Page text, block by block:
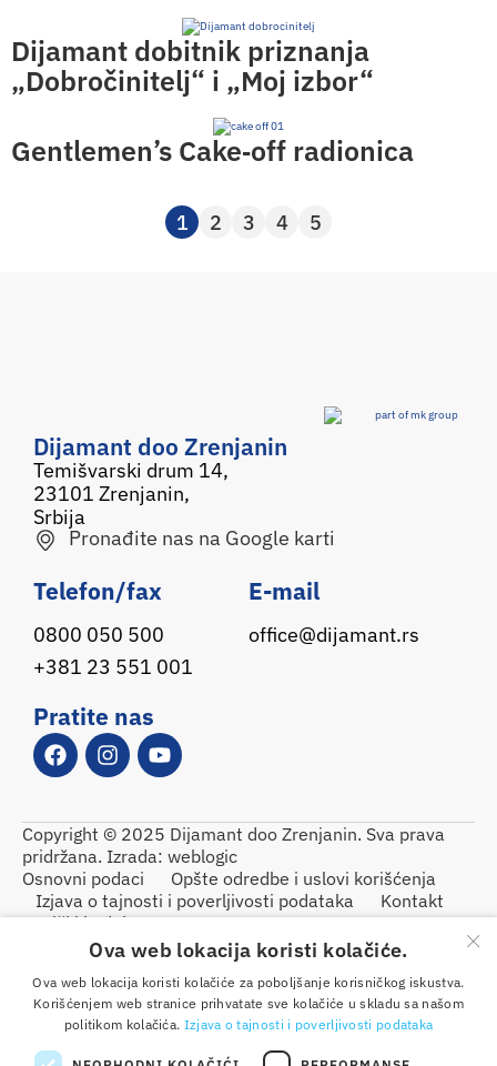
Dijamant dobitnik priznanja
„Dobročinitelj“ i „Moj izbor“
Gentlemen’s Cake‑off radionica
1 2 3 4 5
Dijamant doo Zrenjanin
Temišvarski drum 14,
23101 Zrenjanin,
Srbija
Pronađite nas na Google karti
Telefon/fax
0800 050 500
+381 23 551 001
E-mail
office@dijamant.rs
Pratite nas
Copyright © 2025 Dijamant doo Zrenjanin. Sva prava
pridržana. Izrada: weblogic
Osnovni podaci
Opšte odredbe i uslovi korišćenja
Izjava o tajnosti i poverljivosti podataka
Kontakt
Etički kodeks
×
Ova web lokacija koristi kolačiće.
Ova web lokacija koristi kolačiće za poboljšanje korisničkog iskustva.
Korišćenjem web stranice prihvatate sve kolačiće u skladu sa našom
politikom kolačića. Izjava o tajnosti i poverljivosti podataka